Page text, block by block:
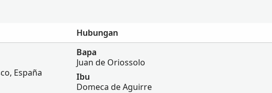
Hubungan
España
Bapa
Juan de Oriossolo
Ibu
Domeca de Aguirre